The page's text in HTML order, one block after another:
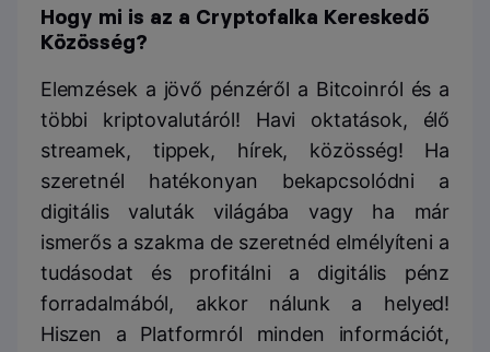
Hogy mi is az a Cryptofalka Kereskedő
Közösség?
Elemzések a jövő pénzéről a Bitcoinról és a
többi kriptovalutáról! Havi oktatások, élő
streamek, tippek, hírek, közösség! Ha
szeretnél hatékonyan bekapcsolódni a
digitális valuták világába vagy ha már
ismerős a szakma de szeretnéd elmélyíteni a
tudásodat és profitálni a digitális pénz
forradalmából, akkor nálunk a helyed!
Hiszen a Platformról minden információt,